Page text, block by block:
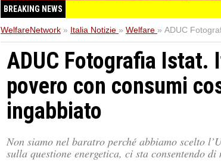
BREAKING NEWS
WelfareNetwork » Italia Notizie » Welfare » ADUC
ADUC Fotografia Istat.
povero con consumi
ingabbiato
Non siamo nel baratro perché abbiamo scelto
sulla questione energetica, ci sta consentendo di